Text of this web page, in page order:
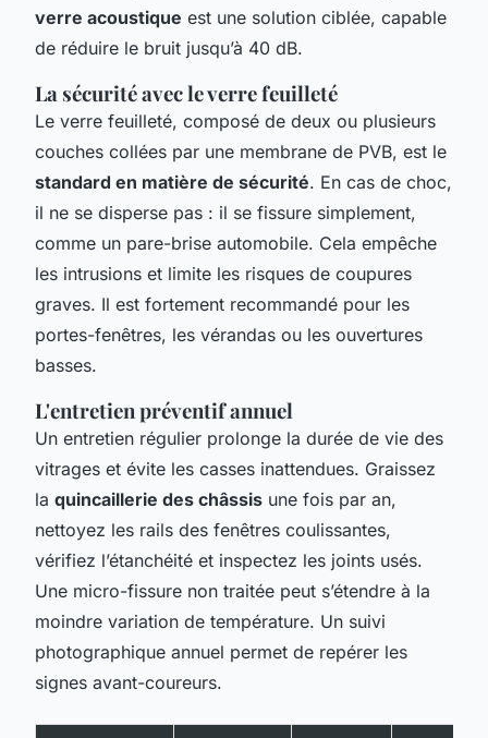
verre acoustique est une solution ciblée, capable
de réduire le bruit jusqu’à 40 dB.
La sécurité avec le verre feuilleté
Le verre feuilleté, composé de deux ou plusieurs
couches collées par une membrane de PVB, est le
standard en matière de sécurité. En cas de choc,
il ne se disperse pas : il se fissure simplement,
comme un pare-brise automobile. Cela empêche
les intrusions et limite les risques de coupures
graves. Il est fortement recommandé pour les
portes-fenêtres, les vérandas ou les ouvertures
basses.
L'entretien préventif annuel
Un entretien régulier prolonge la durée de vie des
vitrages et évite les casses inattendues. Graissez
la quincaillerie des châssis une fois par an,
nettoyez les rails des fenêtres coulissantes,
vérifiez l’étanchéité et inspectez les joints usés.
Une micro-fissure non traitée peut s’étendre à la
moindre variation de température. Un suivi
photographique annuel permet de repérer les
signes avant-coureurs.